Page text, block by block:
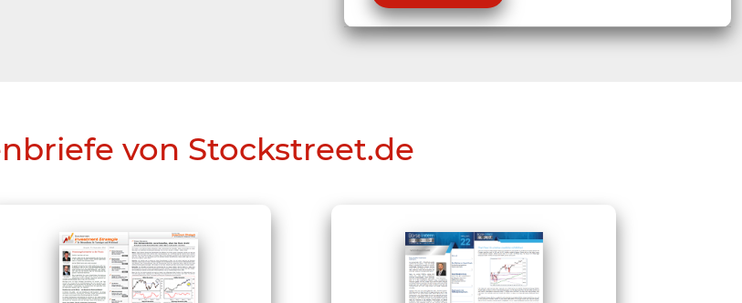
von Stockstreet.de